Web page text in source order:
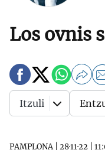
Los ovnis
PAMPLONA| 28·11·22
Itzuli